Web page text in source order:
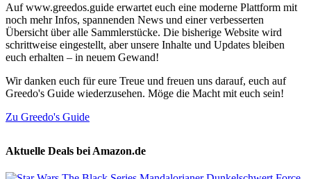
Auf www.greedos.guide erwartet euch eine moderne Plattform mit
noch mehr Infos, spannenden News und einer verbesserten
Übersicht über alle Sammlerstücke. Die bisherige Website wird
schrittweise eingestellt, aber unsere Inhalte und Updates bleiben
euch erhalten – in neuem Gewand!
Wir danken euch für eure Treue und freuen uns darauf, euch auf
Greedo's Guide wiederzusehen. Möge die Macht mit euch sein!
Zu Greedo's Guide
Aktuelle Deals bei Amazon.de